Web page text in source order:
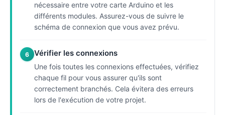
nécessaire entre votre carte Arduino et les
différents modules. Assurez-vous de suivre le
schéma de connexion que vous avez prévu.
6 Vérifier les connexions
Une fois toutes les connexions effectuées, vérifiez
chaque fil pour vous assurer qu'ils sont
correctement branchés. Cela évitera des erreurs
lors de l'exécution de votre projet.